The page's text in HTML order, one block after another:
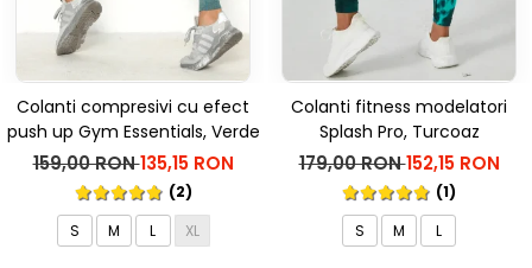
Colanti compresivi cu efect
push up Gym Essentials, Verde
159,00 RON135,15 RON
(2)
S
M L XL
Colanti fitness modelatori
Splash Pro, Turcoaz
179,00 RON152,15 RON
(1)
S
M L